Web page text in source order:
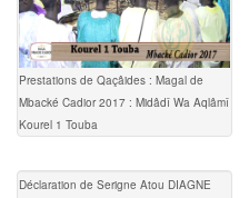
Prestations de Qaçâides : Magal de
Mbacké Cadior 2017 : Midâdî Wa Aqlâmî
Kourel 1 Touba
Déclaration de Serigne Atou DIAGNE